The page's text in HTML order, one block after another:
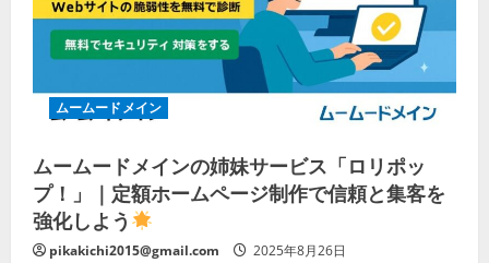
ムームードメイン
ムームードメインの姉妹サービス「ロリポッ
プ！」｜定額ホームページ制作で信頼と集客を
強化しよう
pikakichi2015@gmail.com 2025年8月26日